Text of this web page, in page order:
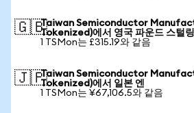
🇬🇧Taiwan Semiconductor
Tokenized)에서 영국 파운드 스털링
1 TSMon는 £315.19와 같음
🇯🇵Taiwan Semiconductor
Tokenized)에서 일본 엔
1 TSMon는 ¥67,106.5와 같음